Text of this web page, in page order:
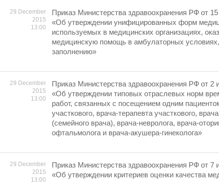
29 December
2015
13:00
Приказ Министерства здравоохранения РФ от
«Об утверждении унифицированных форм
используемых в медицинских организациях,
медицинскую помощь в амбулаторных
заполнению»
29 December
2015
13:00
Приказ Министерства здравоохранения РФ от 2
«Об утверждении типовых отраслевых норм
работ, связанных с посещением одним
участкового, врача-терапевта участкового,
(семейного врача), врача-невролога, врача-
офтальмолога и врача-акушера-гинеколога»
29 December
2015
13:00
Приказ Министерства здравоохранения РФ от 7
«Об утверждении критериев оценки качества